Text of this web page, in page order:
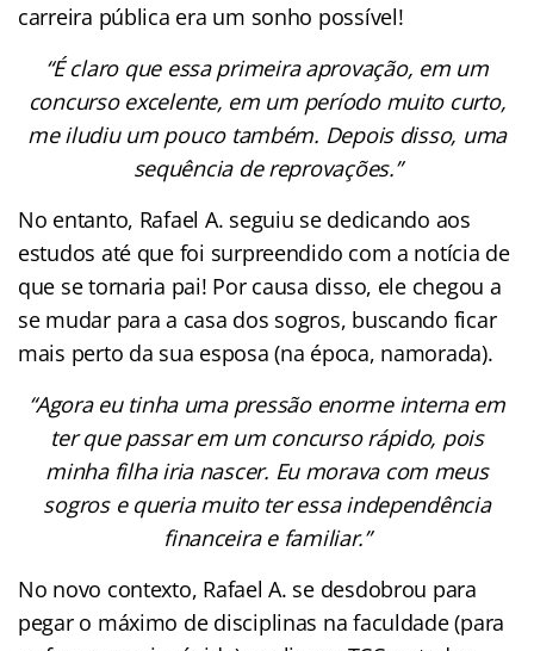
carreira pública era um sonho possível!
“É claro que essa primeira aprovação, em um
concurso excelente, em um período muito curto,
me iludiu um pouco também. Depois disso, uma
sequência de reprovações.”
No entanto, Rafael A. seguiu se dedicando aos
estudos até que foi surpreendido com a notícia de
que se tornaria pai! Por causa disso, ele chegou a
se mudar para a casa dos sogros, buscando ficar
mais perto da sua esposa (na época, namorada).
“Agora eu tinha uma pressão enorme interna em
ter que passar em um concurso rápido, pois
minha filha iria nascer. Eu morava com meus
sogros e queria muito ter essa independência
financeira e familiar.”
No novo contexto, Rafael A. se desdobrou para
pegar o máximo de disciplinas na faculdade (para